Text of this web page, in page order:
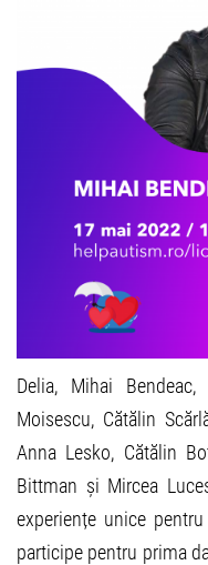
Delia, Mihai
Moisescu, Cătălin
Anna Lesko, Cătălin
Bittman și Mircea
experiențe unice
participe pentru prima